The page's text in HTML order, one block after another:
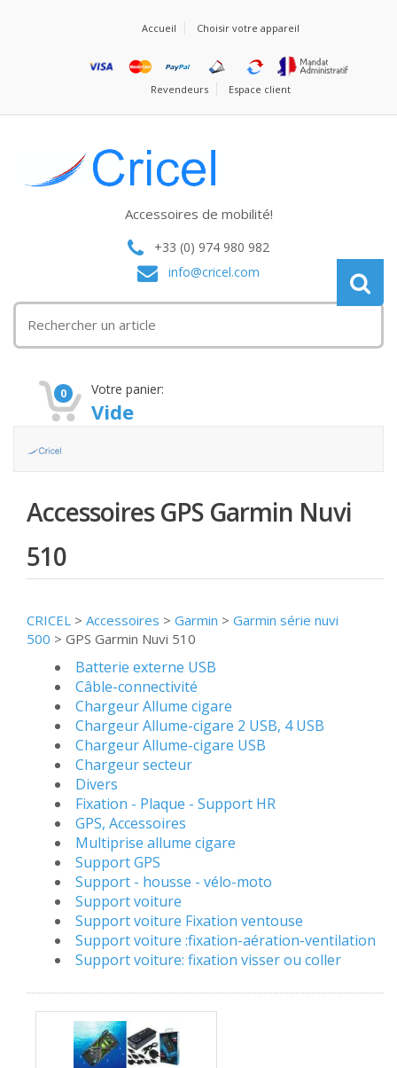
Accueil Choisir votre appareil
Revendeurs Espace client
Accessoires de mobilité!
+33 (0) 974 980 982
info@cricel.com
0 Votre panier:
Vide
Accessoires GPS Garmin Nuvi
510
CRICEL > Accessoires > Garmin > Garmin série nuvi
500 > GPS Garmin Nuvi 510
Batterie externe USB
Câble-connectivité
Chargeur Allume cigare
Chargeur Allume-cigare 2 USB, 4 USB
Chargeur Allume-cigare USB
Chargeur secteur
Divers
Fixation - Plaque - Support HR
GPS, Accessoires
Multiprise allume cigare
Support GPS
Support - housse - vélo-moto
Support voiture
Support voiture Fixation ventouse
Support voiture :fixation-aération-ventilation
Support voiture: fixation visser ou coller